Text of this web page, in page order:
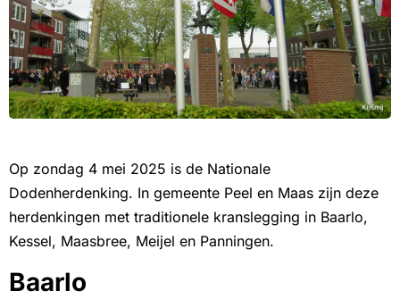
Op zondag 4 mei 2025 is de Nationale
Dodenherdenking. In gemeente Peel en Maas zijn deze
herdenkingen met traditionele kranslegging in Baarlo,
Kessel, Maasbree, Meijel en Panningen.
Baarlo